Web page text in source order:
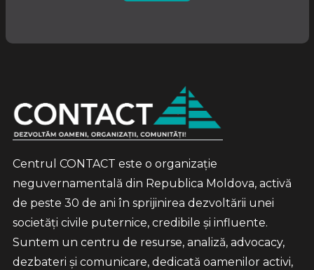
Centrul CONTACT este o organizație
neguvernamentală din Republica Moldova, activă
de peste 30 de ani în sprijinirea dezvoltării unei
societăți civile puternice, credibile și influente.
Suntem un centru de resurse, analiză, advocacy,
dezbateri și comunicare, dedicată oamenilor activi,